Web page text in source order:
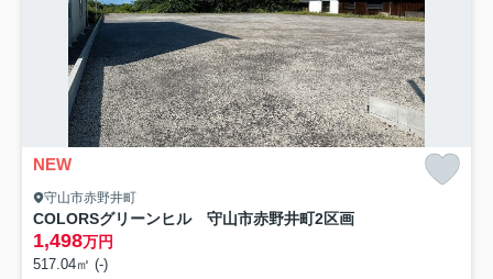
NEW
守山市赤野井町
COLORSグリーンヒル 守山市赤野井町2区画
1,498万円
517.04㎡ (-)